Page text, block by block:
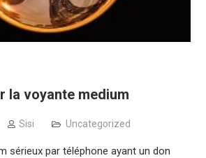
la voyante medium
Sisi Uncategorized
sérieux par téléphone ayant un don